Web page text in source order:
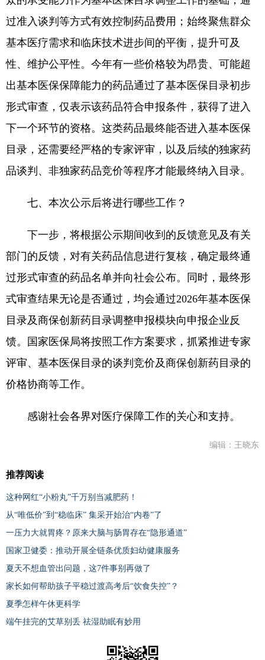
过准入谈判等方式有效控制药品费用；始终聚焦群众
基本医疗需求和临床技术进步间的平衡，提升可及
性、维护公平性。今年有一些价格较为昂贵、可能超
出基本医保保障能力的药品通过了基本医保目录初步
形式审查，仅表示该药品符合申报条件，获得了进入
下一个环节的资格。这类药品最终能否进入基本医保
目录，还需要经严格的专家评审，以及后续的独家药
品谈判、非独家药品竞价等程序才能最终纳入目录。
七、本次公示后将进行哪些工作？
下一步，将根据公示期间收到的反馈意见及有关
部门的反馈，对有关药品信息进行复核，确定最终通
过形式审查的药品名单并向社会公布。同时，最终形
式审查结果无论是否通过，均会通过2026年基本医保
目录及商保创新药目录调整申报模块向申报企业反
馈。国家医保局将按照工作方案要求，抓紧推进专家
评审、基本医保目录的谈判竞价及商保创新药目录的
价格协商等工作。
感谢社会各界对医疗保障工作的关心和支持。
编辑：王晓东
推荐阅读
这种网红“小粉丸”千万别当减肥药！
从“唯低价”到“稳临床” 集采开始治“内卷”了
一压力大就胃疼？原来大脑与肠胃存在“隐形通道”
国家卫健委：推动开展全链条优质妇幼健康服务
夏天不想血管出问题，这7件事别再做了
家长如何帮助孩子平稳过渡高考后“饮食失控”？
夏季怎样午休更科学
端午挂完的艾草别丢 祛湿助眠有妙用